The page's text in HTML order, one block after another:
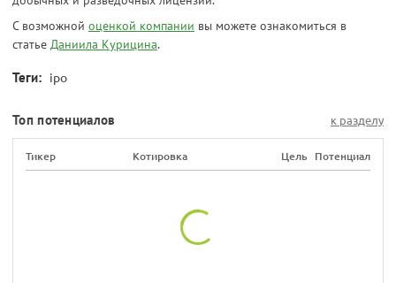
С возможной оценкой компании вы можете ознакомиться в
статье Даниила Курицина.
Теги: ipo
Топ потенциалов к разделу
Тикер Котировка Цель Потенциал